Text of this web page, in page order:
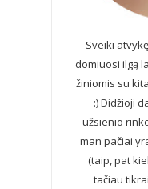
Sveiki
domiuosi ilgą
žiniomis su
:) Didžioji
užsienio
man pačiai
(taip, pat
tačiau